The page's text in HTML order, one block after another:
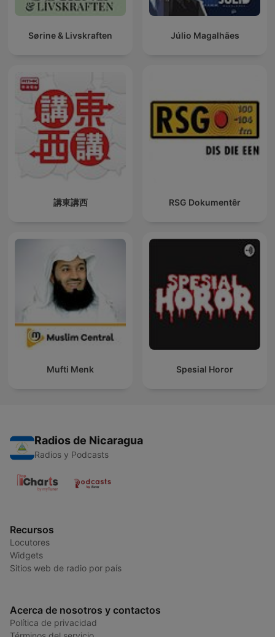
Sørine & Livskraften Júlio Magalhães
講東講西 RSG Dokumentêr
Mufti Menk Spesial Horor
Radios de Nicaragua
Radios y Podcasts
Recursos
Locutores
Widgets
Sitios web de radio por país
Acerca de nosotros y contactos
Política de privacidad